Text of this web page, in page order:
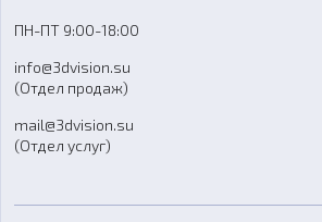
FAQ
ПН-ПТ 9:00-18:00
info@3dvision.su
(Отдел продаж)
mail@3dvision.su
(Отдел услуг)